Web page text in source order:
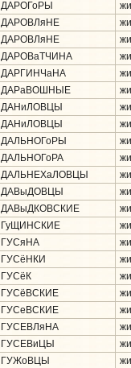
ДАРОГоРЫ
ДАРОВЛяНЕ
ДАРОВЛяНЕ
ДАРОВаТЧИНА
ДАРГИНЧаНА
ДАРаВОШНЫЕ
ДАНиЛОВЦЫ
ДАНиЛОВЦЫ
ДАЛЬНОГоРЫ
ДАЛЬНОГоРА
ДАЛЬНЕХаЛОВЦЫ
ДАВыДОВЦЫ
ДАВыДКОВСКИЕ
ГуЩИНСКИЕ
ГУСяНА
ГУСёНКИ
ГУСёК
ГУСёВСКИЕ
ГУСеВСКИЕ
ГУСЕВЛяНА
ГУСЕВиЦЫ
ГУЖоВЦЫ